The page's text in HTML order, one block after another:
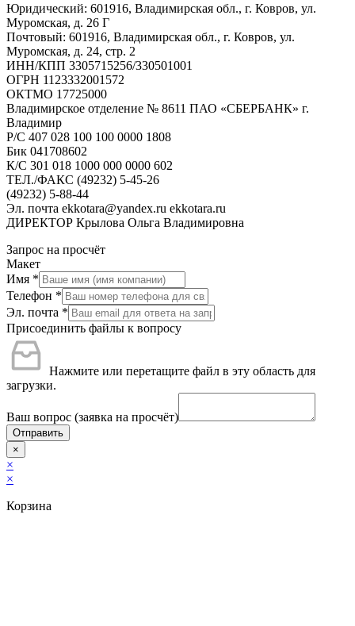
Юридический: 601916, Владимирская обл., г. Ковров, ул.
Муромская, д. 26 Г
Почтовый: 601916, Владимирская обл., г. Ковров, ул.
Муромская, д. 24, стр. 2
ИНН/КПП 3305715256/330501001
ОГРН 1123332001572
ОКТМО 17725000
Владимирское отделение № 8611 ПАО «СБЕРБАНК» г.
Владимир
Р/С 407 028 100 100 0000 1808
Бик 041708602
К/С 301 018 1000 000 0000 602
ТЕЛ./ФАКС (49232) 5-45-26
(49232) 5-88-44
Эл. почта ekkotara@yandex.ru ekkotara.ru
ДИРЕКТОР Крылова Ольга Владимировна
Запрос на просчёт
Макет
Имя *
Телефон *
Эл. почта *
Присоединить файлы к вопросу
Нажмите или перетащите файл в эту область для
загрузки.
Ваш вопрос (заявка на просчёт)
Отправить
×
×
×
Корзина